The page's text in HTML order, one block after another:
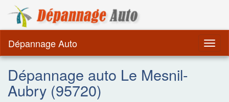
Dépannage Auto
Dépannage auto Le Mesnil-
Aubry (95720)